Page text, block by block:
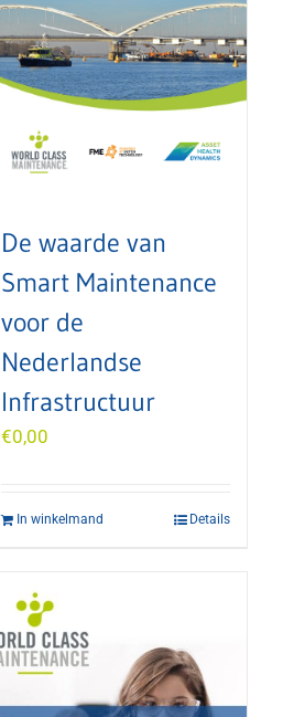
De waarde van
Smart Maintenance
voor de
Nederlandse
Infrastructuur
€0,00
In winkelmand Details